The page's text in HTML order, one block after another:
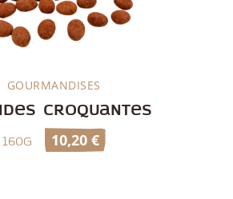
Découvrir
croquantes
GOURMANDISES
160g 10,20 €